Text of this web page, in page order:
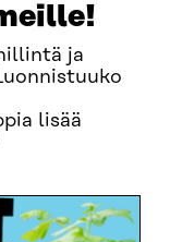
ja
lisää